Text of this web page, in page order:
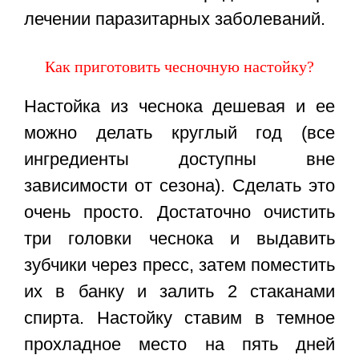
лечении паразитарных заболеваний.
Как приготовить чесночную настойку?
Настойка из чеснока дешевая и ее
можно делать круглый год (все
ингредиенты доступны вне
зависимости от сезона). Сделать это
очень просто. Достаточно очистить
три головки чеснока и выдавить
зубчики через пресс, затем поместить
их в банку и залить 2 стаканами
спирта. Настойку ставим в темное
прохладное место на пять дней